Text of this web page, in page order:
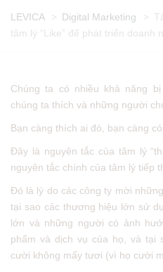
LEVICA > Digital Marketing >
tâm lý “Like” để phát triển doanh
Chúng ta có nhiều khả năng
chúng ta thích và những người
Bạn càng thích ai đó, bạn càng
Đây là nguyên tắc của tâm lý
nguyên tắc chính của tâm lý tiếp
Đó là lý do các công ty mời
tại sao các thương hiệu lớn sử
lớn và những người có ảnh
phẩm và dịch vụ của họ, và tại
cười không mấy tươi (vì họ cười